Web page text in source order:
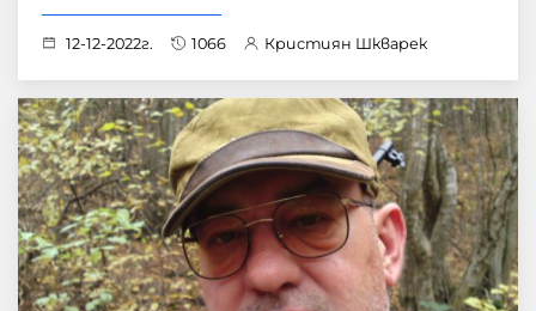
12-12-2022г. 1066 Кристиян Шкварек